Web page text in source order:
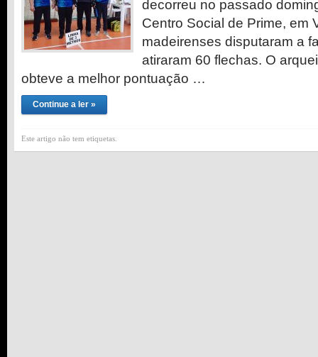
decorreu no passado
Centro Social de Prime, em
madeirenses disputaram a
atiraram 60 flechas. O
obteve a melhor pontuação …
Continue a ler »
Este artigo não tem etiquetas.